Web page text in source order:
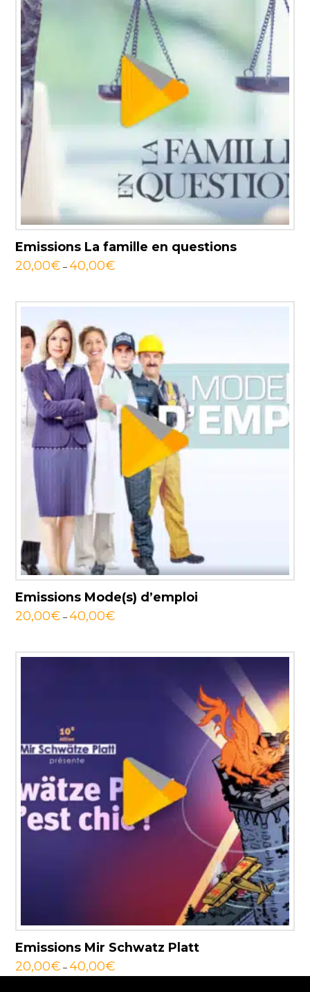
Emissions La famille en questions
20,00€ –40,00€
Emissions Mode(s) d’emploi
20,00€ –40,00€
Emissions Mir Schwatz Platt
20,00€ –40,00€